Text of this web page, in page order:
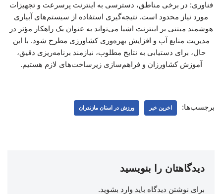
فناوری: در برخی مناطق، دسترسی به اینترنت پرسرعت و تجهیزات
مورد نیاز محدود است. نتیجه‌گیری استفاده از سیستم‌های آبیاری
هوشمند مبتنی بر اینترنت اشیا می‌تواند به عنوان یک راهکار مؤثر در
مدیریت منابع آب و افزایش بهره‌وری کشاورزی مطرح شود. با این
حال، برای دستیابی به نتایج مطلوب، نیازمند برنامه‌ریزی دقیق،
آموزش کشاورزان و فراهم‌سازی زیرساخت‌های لازم هستیم.
برچسب‌ها: اخرین خبر ورزش در استان مازندران
دیدگاهتان را بنویسید
برای نوشتن دیدگاه باید وارد بشوید.